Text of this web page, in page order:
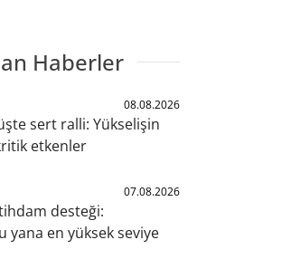
Haberler
08.08.2026
sert ralli: Yükselişin
etkenler
07.08.2026
desteği:
yana en yüksek seviye